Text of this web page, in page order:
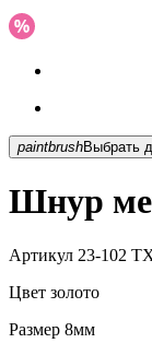
paintbrush
Шнур
Артикул 23-102
Цвет золото
Размер 8мм